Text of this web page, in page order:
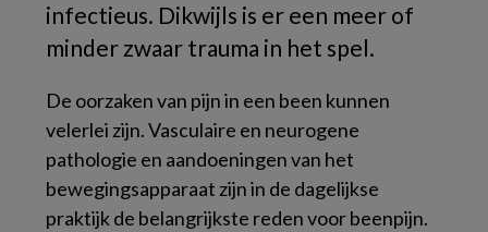
infectieus. Dikwijls is er een meer of
minder zwaar trauma in het spel.
De oorzaken van pijn in een been kunnen
velerlei zijn. Vasculaire en neurogene
pathologie en aandoeningen van het
bewegingsapparaat zijn in de dagelijkse
praktijk de belangrijkste reden voor beenpijn.